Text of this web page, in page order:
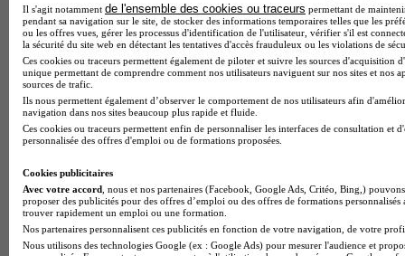
Lycée GT
Voir l’établissement
Il s'agit notamment de l'ensemble des cookies ou traceurs permettant de
pendant sa navigation sur le site, de stocker des informations temporaires telles que les
ou les offres vues, gérer les processus d'identification de l'utilisateur, vérifier s'il est
la sécurité du site web en détectant les tentatives d'accès frauduleux ou les violations de
Ces cookies ou traceurs permettent également de piloter et suivre les sources d'acquisition
unique permettant de comprendre comment nos utilisateurs naviguent sur nos sites et nos
sources de trafic.
Ils nous permettent également d’observer le comportement de nos utilisateurs afin
navigation dans nos sites beaucoup plus rapide et fluide.
Ces cookies ou traceurs permettent enfin de personnaliser les interfaces de consultation et
personnalisée des offres d'emploi ou de formations proposées.
Cookies publicitaires
Avec votre accord , nous et nos partenaires (Facebook, Google Ads, Critéo, Bing,)
proposer des publicités pour des offres d’emploi ou des offres de formations
trouver rapidement un emploi ou une formation.
Nos partenaires personnalisent ces publicités en fonction de votre navigation, de votre
Nous utilisons des technologies Google (ex : Google Ads) pour mesurer l'audience et